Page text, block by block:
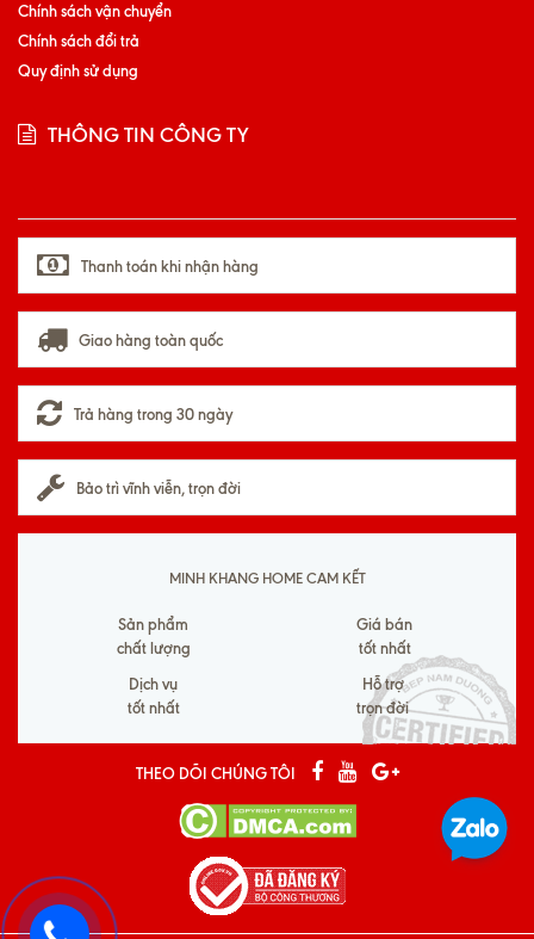
Chính sách vận chuyển
Chính sách đổi trả
Quy định sử dụng
THÔNG TIN CÔNG TY
Thanh toán khi nhận hàng
Giao hàng toàn quốc
Trả hàng trong 30 ngày
Bảo trì vĩnh viễn, trọn đời
MINH KHANG HOME CAM KẾT
Sản phẩm
chất lượng
Giá bán
tốt nhất
Dịch vụ
tốt nhất
Hỗ trợ
trọn đời
THEO DÕI CHÚNG TÔI